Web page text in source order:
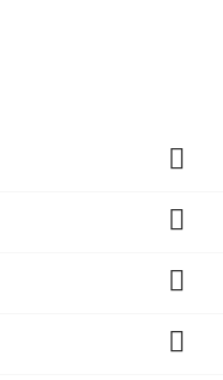



